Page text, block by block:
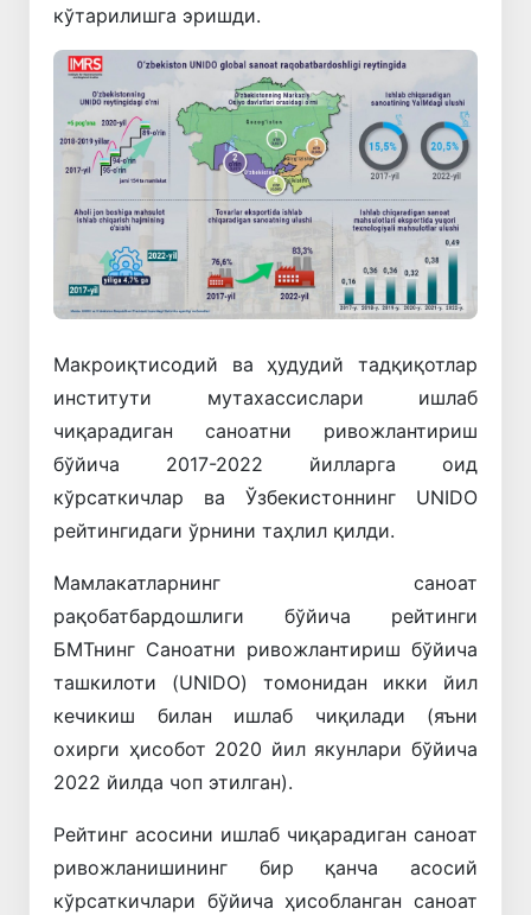
кўтарилишга эришди.
Макроиқтисодий ва ҳудудий тадқиқотлар
институти мутахассислари ишлаб
чиқарадиган саноатни ривожлантириш
бўйича 2017-2022 йилларга оид
кўрсаткичлар ва Ўзбекистоннинг UNIDO
рейтингидаги ўрнини таҳлил қилди.
Мамлакатларнинг саноат
рақобатбардошлиги бўйича рейтинги
БМТнинг Саноатни ривожлантириш бўйича
ташкилоти (UNIDO) томонидан икки йил
кечикиш билан ишлаб чиқилади (яъни
охирги ҳисобот 2020 йил якунлари бўйича
2022 йилда чоп этилган).
Рейтинг асосини ишлаб чиқарадиган саноат
ривожланишининг бир қанча асосий
кўрсаткичлари бўйича ҳисобланган саноат